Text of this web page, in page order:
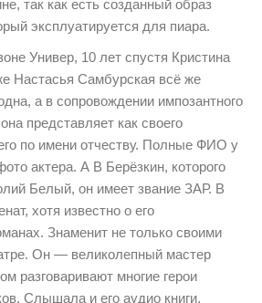
так как есть созданный образ
эксплуатируется для пиара.
Универ, 10 лет спустя Кристина
Настасья Самбурская всё же
а в сопровождении импозантного
представляет как своего
по имени отчеству. Полные ФИО у
актера. А В Берёзкин, которого
Белый, он имеет звание ЗАР. В
хотя известно о его
Знаменит не только своими
Он — великолепный мастер
разговаривают многие герои
Слышала и его аудио книги.